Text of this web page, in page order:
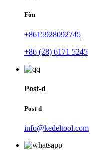
Fòn
+8615928092745
+86 (28) 6171 5245
Post-d
Post-d
info@kedeltool.com